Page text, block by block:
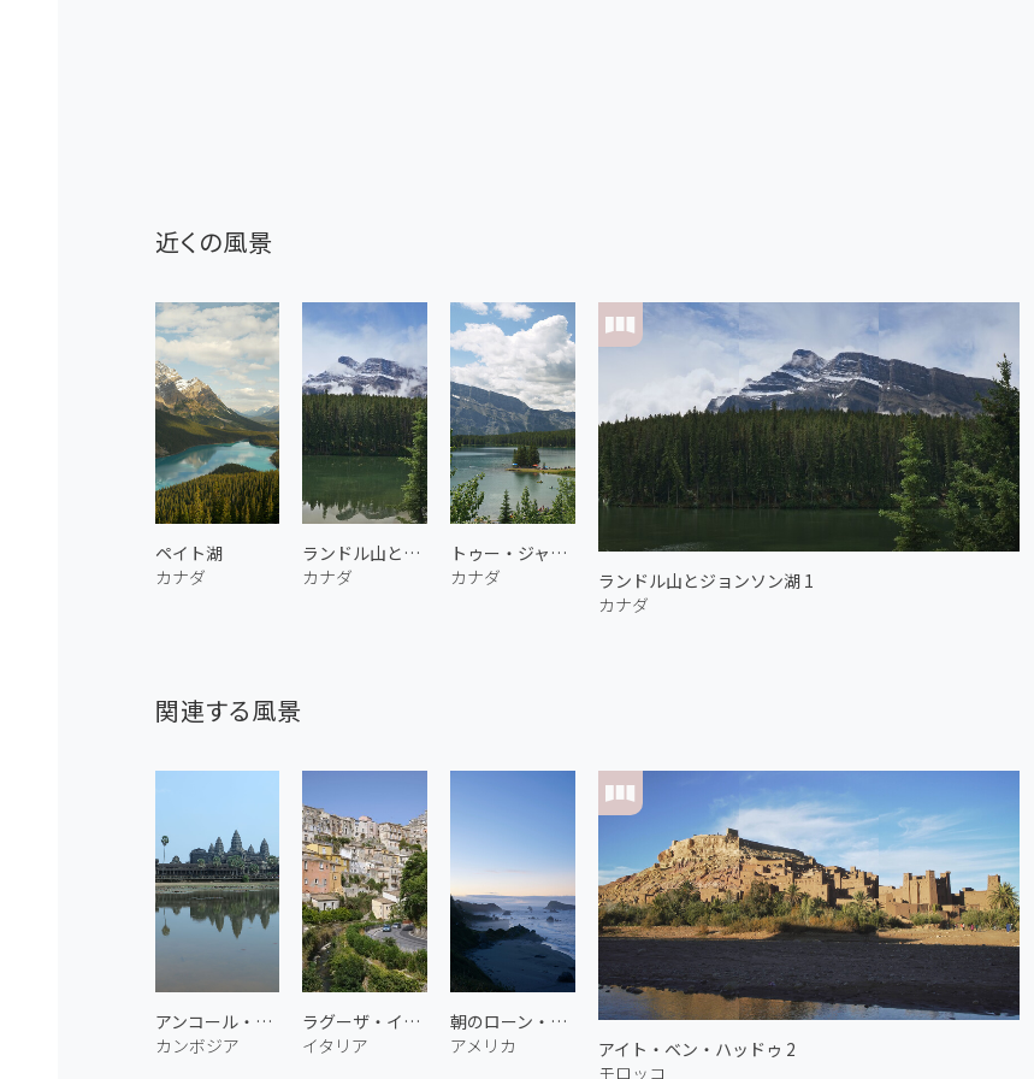
近くの風景
ペイト湖
カナダ
ランドル山とジョンソン湖 2
カナダ
トゥー・ジャック湖
カナダ
ランドル山とジョンソン湖 1
カナダ
関連する風景
アンコール・ワット 1
カンボジア
ラグーザ・イブラの街並み
イタリア
朝のローン・ランチ・ビーチ 1
アメリカ
アイト・ベン・ハッドゥ 2
モロッコ